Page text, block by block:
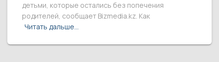
детьми, которые остались без попечения
родителей, сообщает Bizmedia.kz. Как
Читать дальше…